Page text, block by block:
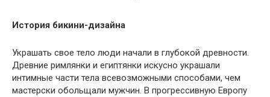
История бикини-дизайна
Украшать свое тело люди начали в глубокой древности.
Древние римлянки и египтянки искусно украшали
интимные части тела всевозможными способами, чем
мастерски обольщали мужчин. В прогрессивную Европу